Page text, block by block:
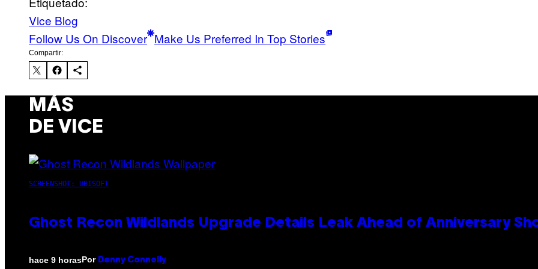
Vice Blog
Follow Us On Discover Make Us Preferred In Top Stories
Compartir:
MÁS
DE VICE
SCREENSHOT: UBISOFT
Ghost Recon Wildlands Upgrade Details Leak Ahead of Anniversary
hace 9 horasPor Denny Connolly